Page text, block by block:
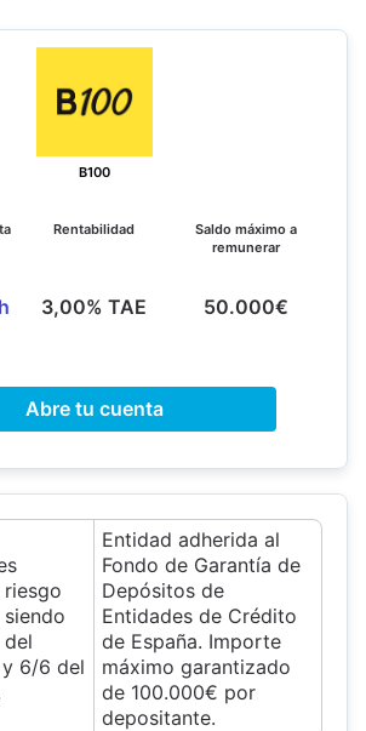
B100
Rentabilidad
3,00% TAE
Saldo máximo a
remunerar
50.000€
Abre tu cuenta
6/6 del
Entidad adherida al
Fondo de Garantía de
Depósitos de
Entidades de Crédito
de España. Importe
máximo garantizado
de 100.000€ por
depositante.